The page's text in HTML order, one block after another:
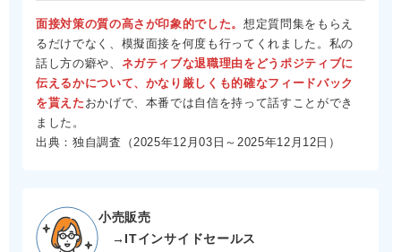
面接対策の質の高さが印象的でした。想定質問集をもらえ
るだけでなく、模擬面接を何度も行ってくれました。私の
話し方の癖や、 ネガティブな退職理由をどうポジティブに
伝えるかについて、かなり厳しくも的確なフィードバック
を貰えた おかげで、本番では自信を持って話すことができ
ました。
出典：独自調査（2025年12月03日～2025年12月12日）
小売販売
→ITインサイドセールス